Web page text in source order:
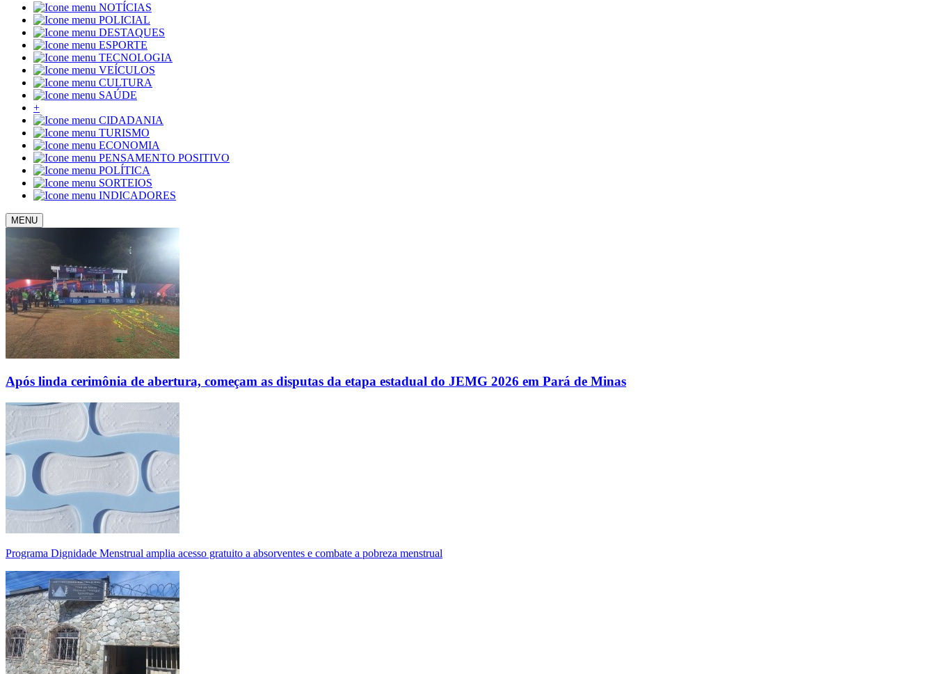
NOTÍCIAS
POLICIAL
DESTAQUES
ESPORTE
TECNOLOGIA
VEÍCULOS
CULTURA
SAÚDE
+
CIDADANIA
TURISMO
ECONOMIA
PENSAMENTO POSITIVO
POLÍTICA
SORTEIOS
INDICADORES
MENU
Após linda cerimônia de abertura, começam as disputas da etapa estadual do JEMG 2026 em Pará de Minas
Programa Dignidade Menstrual amplia acesso gratuito a absorventes e combate a pobreza menstrual